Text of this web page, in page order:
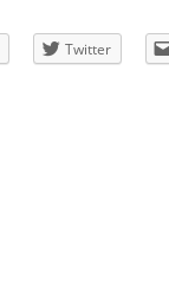
Twitter